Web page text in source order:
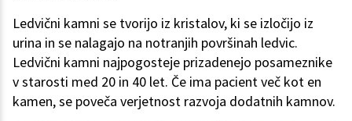
Ledvični kamni se tvorijo iz kristalov, ki se izločijo iz
urina in se nalagajo na notranjih površinah ledvic.
Ledvični kamni najpogosteje prizadenejo posameznike
v starosti med 20 in 40 let. Če ima pacient več kot en
kamen, se poveča verjetnost razvoja dodatnih kamnov.